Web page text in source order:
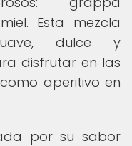
Esta mezcla
dulce y
disfrutar en las
aperitivo en
por su sabor